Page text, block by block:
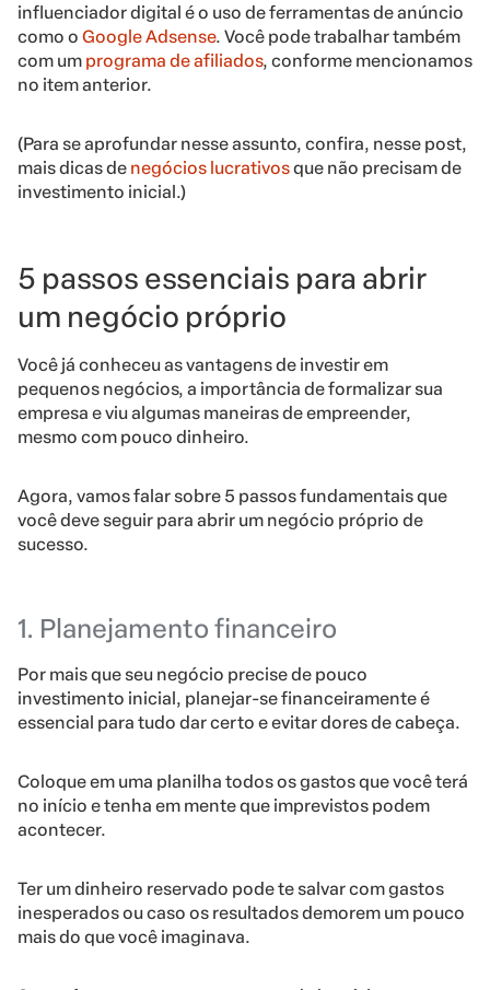
influenciador digital é o uso de ferramentas de anúncio
como o Google Adsense. Você pode trabalhar também
com um programa de afiliados, conforme mencionamos
no item anterior.
(Para se aprofundar nesse assunto, confira, nesse post,
mais dicas de negócios lucrativosque não precisam de
investimento inicial.)
5 passos essenciais para abrir
um negócio próprio
Você já conheceu as vantagens de investir em
pequenos negócios, a importância de formalizar sua
empresa e viu algumas maneiras de empreender,
mesmo com pouco dinheiro.
Agora, vamos falar sobre 5 passos fundamentais que
você deve seguir para abrir um negócio próprio de
sucesso.
1. Planejamento financeiro
Por mais que seu negócio precise de pouco
investimento inicial, planejar-se financeiramente é
essencial para tudo dar certo e evitar dores de cabeça.
Coloque em uma planilha todos os gastos que você terá
no início e tenha em mente que imprevistos podem
acontecer.
Ter um dinheiro reservado pode te salvar com gastos
inesperados ou caso os resultados demorem um pouco
mais do que você imaginava.